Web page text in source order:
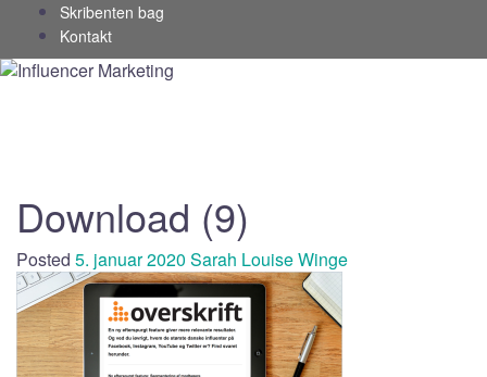
Skribenten bag
Kontakt
Download (9)
Posted 5. januar 2020 Sarah Louise Winge